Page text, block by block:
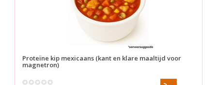
Proteïne kip mexicaans (kant en klare maaltijd voor
magnetron)